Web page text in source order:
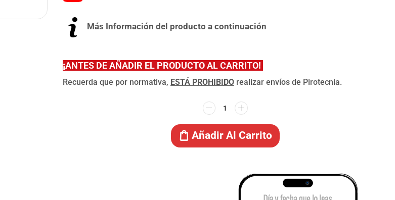
Más Información del producto a continuación
¡ANTES DE AÑADIR EL PRODUCTO AL CARRITO!
Recuerda que por normativa, ESTÁ PROHIBIDO realizar envíos de Pirotecnia.
Añadir Al Carrito